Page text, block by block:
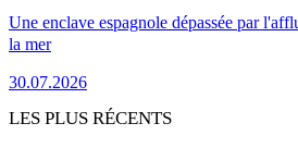
Une enclave espagnole dépassée par
la mer
30.07.2026
LES PLUS RÉCENTS